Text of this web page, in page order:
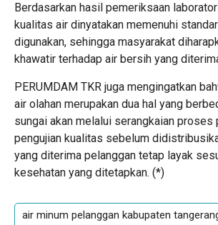
Berdasarkan hasil pemeriksaan
kualitas air dinyatakan memenuhi
digunakan, sehingga masyarakat
khawatir terhadap air bersih yang
PERUMDAM TKR juga mengingatkan
air olahan merupakan dua hal yang
sungai akan melalui serangkaian proses
pengujian kualitas sebelum
yang diterima pelanggan tetap layak
kesehatan yang ditetapkan. (*)
air minum pelanggan kabupaten